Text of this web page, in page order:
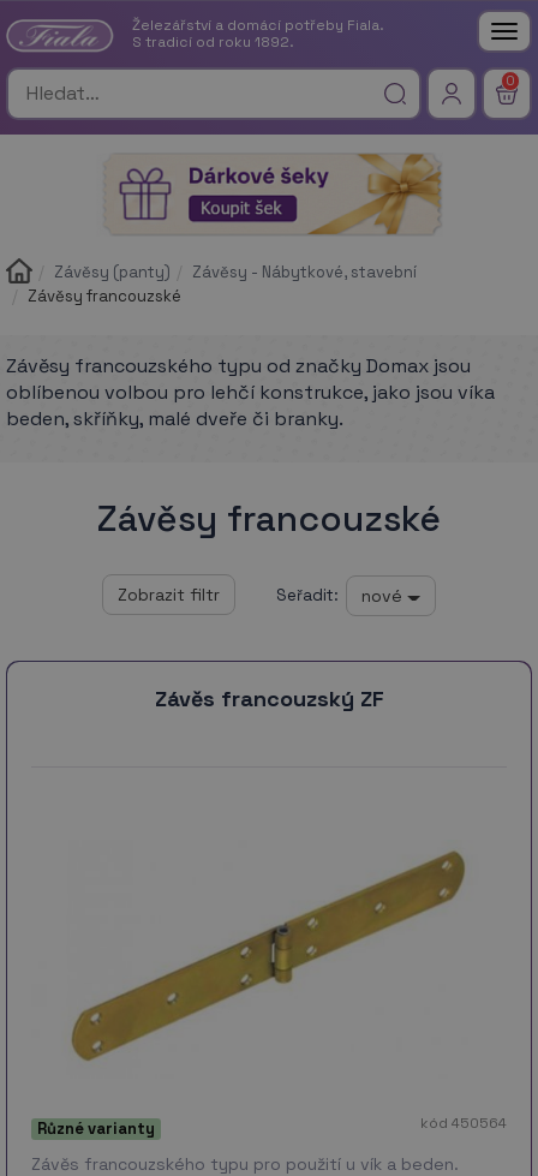
Železářství a domácí potřeby Fiala.
S tradicí od roku 1892.
0
Závěsy (panty)
Závěsy - Nábytkové, stavební
Závěsy francouzské
Závěsy francouzského typu od značky Domax jsou
oblíbenou volbou pro lehčí konstrukce, jako jsou víka
beden, skříňky, malé dveře či branky.
Závěsy francouzské
Seřadit: nové
Závěs francouzský ZF
kód 450564
Různé varianty
Závěs francouzského typu pro použití u vík a beden.